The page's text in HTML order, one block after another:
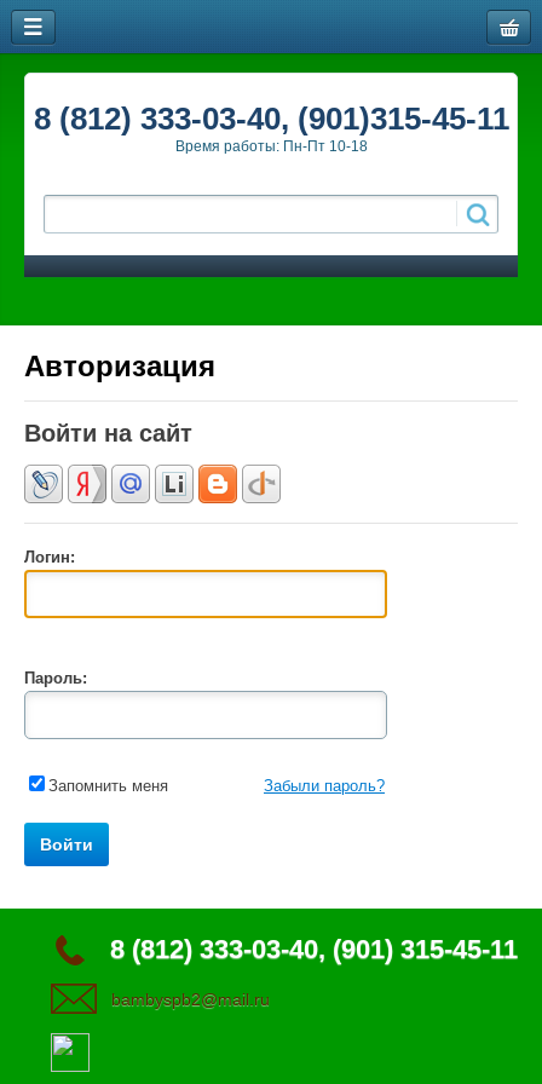
8 (812) 333-03-40, (901)315-45-11
Время работы: Пн-Пт 10-18
Авторизация
Войти на сайт
Логин:
Пароль:
Запомнить меня Забыли пароль?
8 (812) 333-03-40, (901) 315-45-11
bambyspb2@mail.ru